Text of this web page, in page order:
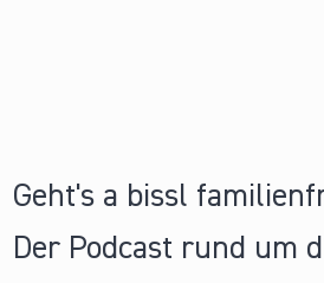
Geht's a bissl
Der Podcast rund um